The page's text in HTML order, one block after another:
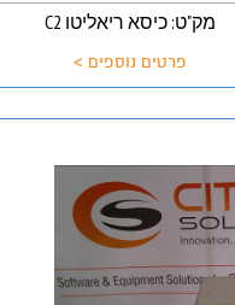
מק"ט: כיסא ריאליטו C2
פרטים נוספים >